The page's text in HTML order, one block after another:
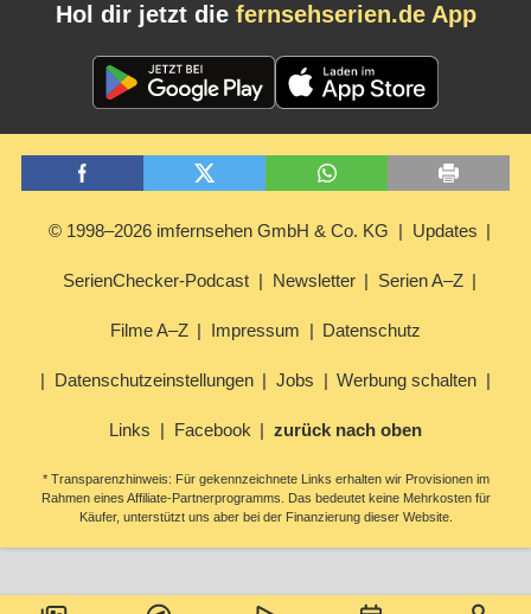
Hol dir jetzt die fernsehserien.de App
© 1998–2026 imfernsehen GmbH & Co. KG Updates
SerienChecker-Podcast Newsletter Serien A–Z
Filme A–Z Impressum Datenschutz
Datenschutzeinstellungen Jobs Werbung schalten
Links Facebook zurück nach oben
* Transparenzhinweis: Für gekennzeichnete Links erhalten wir Provisionen im
Rahmen eines Affiliate-Partnerprogramms. Das bedeutet keine Mehrkosten für
Käufer, unterstützt uns aber bei der Finanzierung dieser Website.